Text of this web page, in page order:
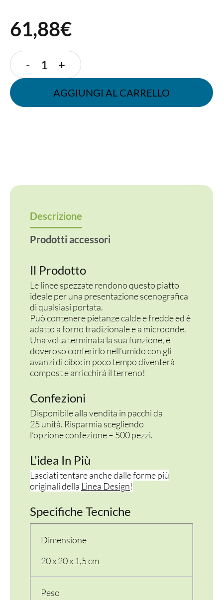
61,88€
-
PIATTO
QUADRATO
20x20
cm
+
AGGIUNGI AL CARRELLO
Descrizione
Prodotti accessori
Il Prodotto
Le linee spezzate rendono questo piatto
ideale per una presentazione scenografica
di qualsiasi portata.
Può contenere pietanze calde e fredde ed è
adatto a forno tradizionale e a microonde.
Una volta terminata la sua funzione, è
doveroso conferirlo nell’umido con gli
avanzi di cibo: in poco tempo diventerà
compost e arricchirà il terreno!
Confezioni
Disponibile alla vendita in pacchi da
25 unità. Risparmia scegliendo
l’opzione confezione – 500 pezzi.
L’idea In Più
Lasciati tentare anche dalle forme più
originali della Linea Design!
Specifiche Tecniche
Dimensione
20 x 20 x 1,5 cm
Peso